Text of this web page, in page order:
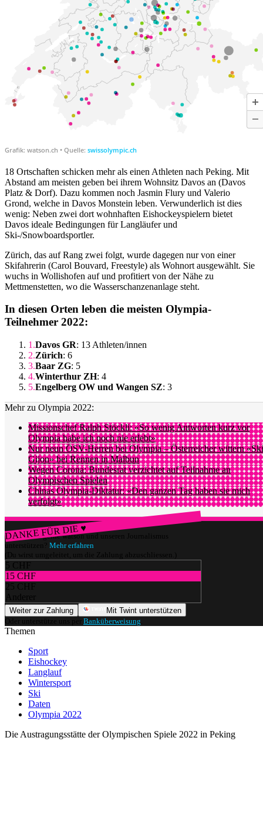
18 Ortschaften schicken mehr als einen Athleten nach Peking. Mit
Abstand am meisten geben bei ihrem Wohnsitz Davos an (Davos
Platz & Dorf). Dazu kommen noch Jasmin Flury und Valerio
Grond, welche in Davos Monstein leben. Verwunderlich ist dies
wenig: Neben zwei dort wohnhaften Eishockeyspielern bietet
Davos ideale Bedingungen für Langläufer und
Ski-/Snowboardsportler.
Zürich, das auf Rang zwei folgt, wurde dagegen nur von einer
Skifahrerin (Carol Bouvard, Freestyle) als Wohnort ausgewählt. Sie
wuchs in Wollishofen auf und profitiert von der Nähe zu
Mettmenstetten, wo die Wasserschanzenanlage steht.
In diesen Orten leben die meisten Olympia-
Teilnehmer 2022:
Davos GR: 13 Athleten/innen
Zürich: 6
Baar ZG: 5
Winterthur ZH: 4
Engelberg OW und Wangen SZ: 3
Mehr zu Olympia 2022:
Missionschef Ralph Stöckli: «So wenig Antworten kurz vor
Olympia habe ich noch nie erlebt»
Nur neun ÖSV-Herren bei Olympia – Österreicher wittern
Gijon» bei Rennen in Malbun
Wegen Corona: Bundesrat verzichtet auf Teilnahme an
Olympischen Spielen
Chinas Olympia-Diktatur: «Den ganzen Tag haben sie mich
verfolgt»
DANKE FÜR DIE ♥
Würdest du gerne watson und unseren Journalismus
unterstützen? Mehr erfahren
(Du wirst umgeleitet, um die Zahlung abzuschliessen.)
5 CHF
15 CHF
25 CHF
Anderer
Weiter zur Zahlung
Mit Twint unterstützen
Oder unterstütze uns per Banküberweisung
Themen
Sport
Eishockey
Langlauf
Wintersport
Ski
Daten
Olympia 2022
Die Austragungsstätte der Olympischen Spiele 2022 in Peking